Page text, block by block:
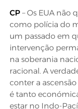
CP – Os EUA não
como polícia do
um passado em
intervenção
na soberania
racional. A
conter a
é tanto
estar no Indo-